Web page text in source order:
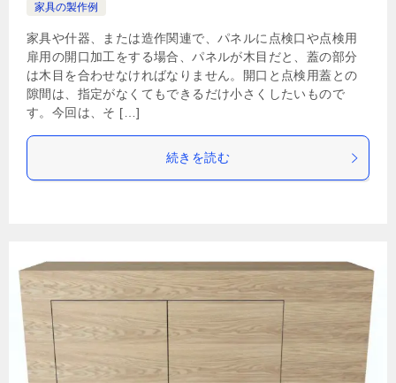
家具の製作例
家具や什器、または造作関連で、パネルに点検口や点検用
扉用の開口加工をする場合、パネルが木目だと、蓋の部分
は木目を合わせなければなりません。開口と点検用蓋との
隙間は、指定がなくてもできるだけ小さくしたいもので
す。今回は、そ […]
続きを読む